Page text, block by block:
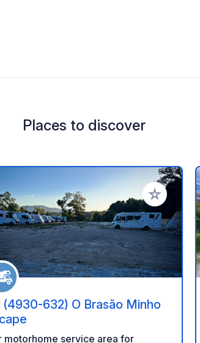
Places to discover
Add to your
(4930-632) O Brasão Minho
motorhome service area for